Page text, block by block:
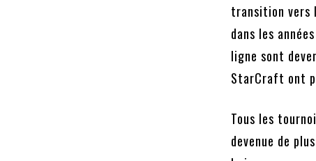
transition vers
dans les
ligne sont
StarCraft ont
Tous les
devenue de